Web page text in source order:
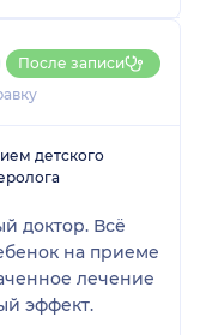
После записи
детского
доктор. Всё
на приеме
лечение
эффект.